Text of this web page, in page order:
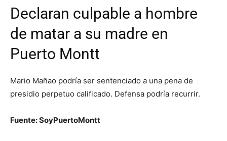
Declaran culpable a hombre
de matar a su madre en
Puerto Montt
Mario Mañao podría ser sentenciado a una pena de
presidio perpetuo calificado. Defensa podría recurrir.
Fuente: SoyPuertoMontt